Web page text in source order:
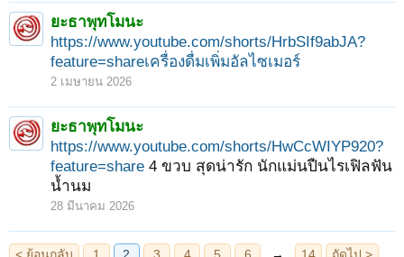
ยะธาพุทโมนะ
https://www.youtube.com/shorts/HrbSIf9abJA?
feature=shareเครื่องดื่มเพิ่มอัลไซเมอร์
2 เมษายน 2026
ยะธาพุทโมนะ
https://www.youtube.com/shorts/HwCcWIYP920?
feature=share 4 ขวบ สุดน่ารัก นักแม่นปืนไรเฟิลฟัน
น้ำนม
28 มีนาคม 2026